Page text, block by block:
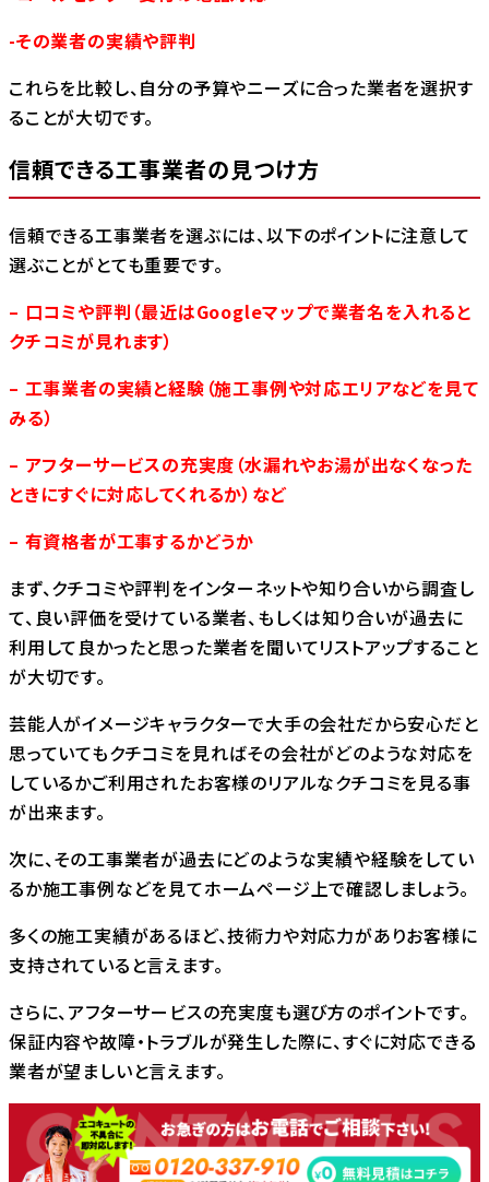
-その業者の実績や評判
これらを比較し、自分の予算やニーズに合った業者を選択す
ることが大切です。
信頼できる工事業者の見つけ方
信頼できる工事業者を選ぶには、以下のポイントに注意して
選ぶことがとても重要です。
– 口コミや評判（最近はGoogleマップで業者名を入れると
クチコミが見れます）
– 工事業者の実績と経験（施工事例や対応エリアなどを見て
みる）
– アフターサービスの充実度（水漏れやお湯が出なくなった
ときにすぐに対応してくれるか）など
– 有資格者が工事するかどうか
まず、クチコミや評判をインターネットや知り合いから調査し
て、良い評価を受けている業者、もしくは知り合いが過去に
利用して良かったと思った業者を聞いてリストアップすること
が大切です。
芸能人がイメージキャラクターで大手の会社だから安心だと
思っていてもクチコミを見ればその会社がどのような対応を
しているかご利用されたお客様のリアルなクチコミを見る事
が出来ます。
次に、その工事業者が過去にどのような実績や経験をしてい
るか施工事例などを見てホームページ上で確認しましょう。
多くの施工実績があるほど、技術力や対応力がありお客様に
支持されていると言えます。
さらに、アフターサービスの充実度も選び方のポイントです。
保証内容や故障・トラブルが発生した際に、すぐに対応できる
業者が望ましいと言えます。